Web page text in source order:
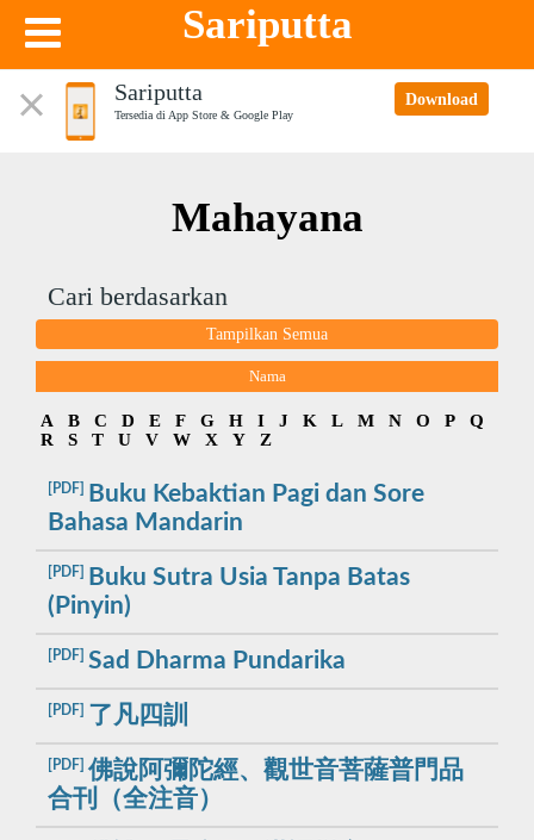
Sariputta
Sariputta
Tersedia di App Store & Google Play
Download
Mahayana
Cari berdasarkan
Tampilkan Semua
Nama
A B C D E F G H I J K L M N O P
Q
R
S T U V W X Y Z
[PDF]
Buku Kebaktian Pagi dan Sore
Bahasa Mandarin
[PDF]
Buku Sutra Usia Tanpa Batas
(Pinyin)
[PDF] Sad Dharma Pundarika
[PDF] 了凡四訓
[PDF]
佛說阿彌陀經、觀世音菩薩普門品
合刊（全注音）